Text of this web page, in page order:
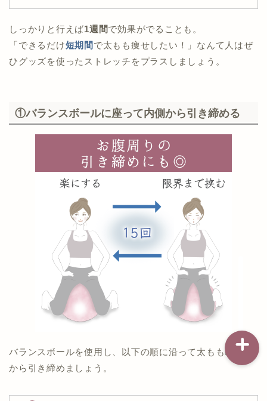
しっかりと行えば1週間で効果がでることも。
「できるだけ短期間 で太もも痩せしたい！」なんて人はぜ
ひグッズを使ったストレッチをプラスしましょう。
①バランスボールに座って内側から引き締める
バランスボールを使用し、以下の順に沿って太ももの内側
から引き締めましょう。
記事一覧
ダイエット
バストアップ（育乳）
ナイトブラの基礎知識